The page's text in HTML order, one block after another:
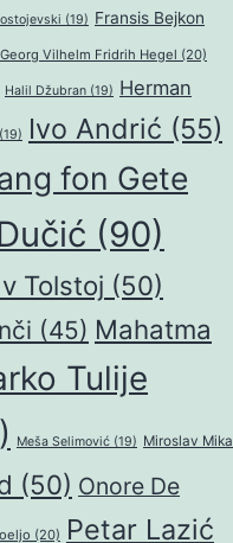
(19) Fransis Bejkon
Georg Vilhelm Fridrih Hegel (20)
Halil Džubran (19) Herman
(19) Ivo Andrić (55)
fon Gete
(90)
Tolstoj (50)
(45) Mahatma
Tulije
Meša Selimović (19) Miroslav Mika
(50) Onore De
(20) Petar Lazić